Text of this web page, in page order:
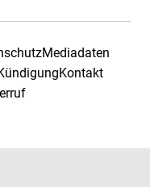
Mediadaten
Kontakt